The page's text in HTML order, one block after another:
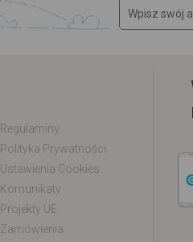
Regulaminy
Polityka Prywatności
Ustawienia Cookies
Komunikaty
Projekty UE
Zamówienia